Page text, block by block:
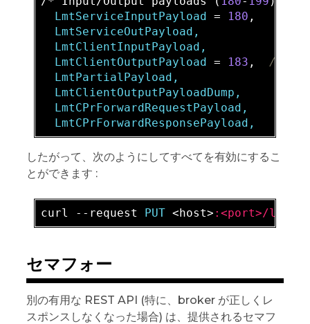
  LmtServiceInputPayload
= 180
  LmtServiceOutPayload,
  LmtClientInputPayload,
  LmtClientOutputPayload
= 183 , //
  LmtPartialPayload,
  LmtClientOutputPayloadDump,
  LmtCPrForwardRequestPayload,
したがって、次のようにしてすべてを有効にするこ
とができます :
curl --request PUT <host> :<port>/log/
セマフォー
別の有用な REST API (特に、broker が正しくレ
スポンスしなくなった場合) は、提供されるセマフ